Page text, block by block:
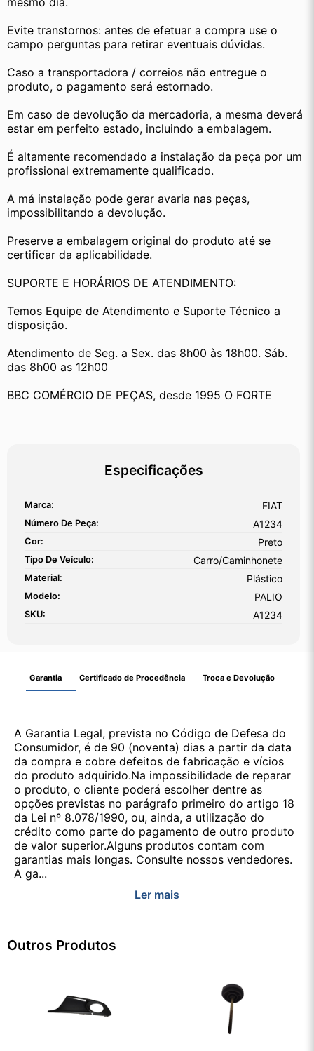
Evite transtornos: antes de efetuar a compra use o
campo perguntas para retirar eventuais dúvidas.
Caso a transportadora / correios não entregue o
produto, o pagamento será estornado.
Em caso de devolução da mercadoria, a mesma deverá
estar em perfeito estado, incluindo a embalagem.
É altamente recomendado a instalação da peça por um
profissional extremamente qualificado.
A má instalação pode gerar avaria nas peças,
impossibilitando a devolução.
Preserve a embalagem original do produto até se
certificar da aplicabilidade.
SUPORTE E HORÁRIOS DE ATENDIMENTO:
Temos Equipe de Atendimento e Suporte Técnico a
disposição.
Atendimento de Seg. a Sex. das 8h00 às 18h00. Sáb.
das 8h00 as 12h00
BBC COMÉRCIO DE PEÇAS, desde 1995 O FORTE
Especificações
Marca: FIAT
Número De Peça: A1234
Cor: Preto
Tipo De Veículo: Carro/Caminhonete
Material: Plástico
Modelo: PALIO
SKU: A1234
Garantia Certificado de Procedência Troca e Devolução
A Garantia Legal, prevista no Código de Defesa do
Consumidor, é de 90 (noventa) dias a partir da data
da compra e cobre defeitos de fabricação e vícios
do produto adquirido.Na impossibilidade de reparar
o produto, o cliente poderá escolher dentre as
opções previstas no parágrafo primeiro do artigo 18
da Lei nº 8.078/1990, ou, ainda, a utilização do
crédito como parte do pagamento de outro produto
de valor superior.Alguns produtos contam com
garantias mais longas. Consulte nossos vendedores.
A ga...
Ler mais
Outros Produtos